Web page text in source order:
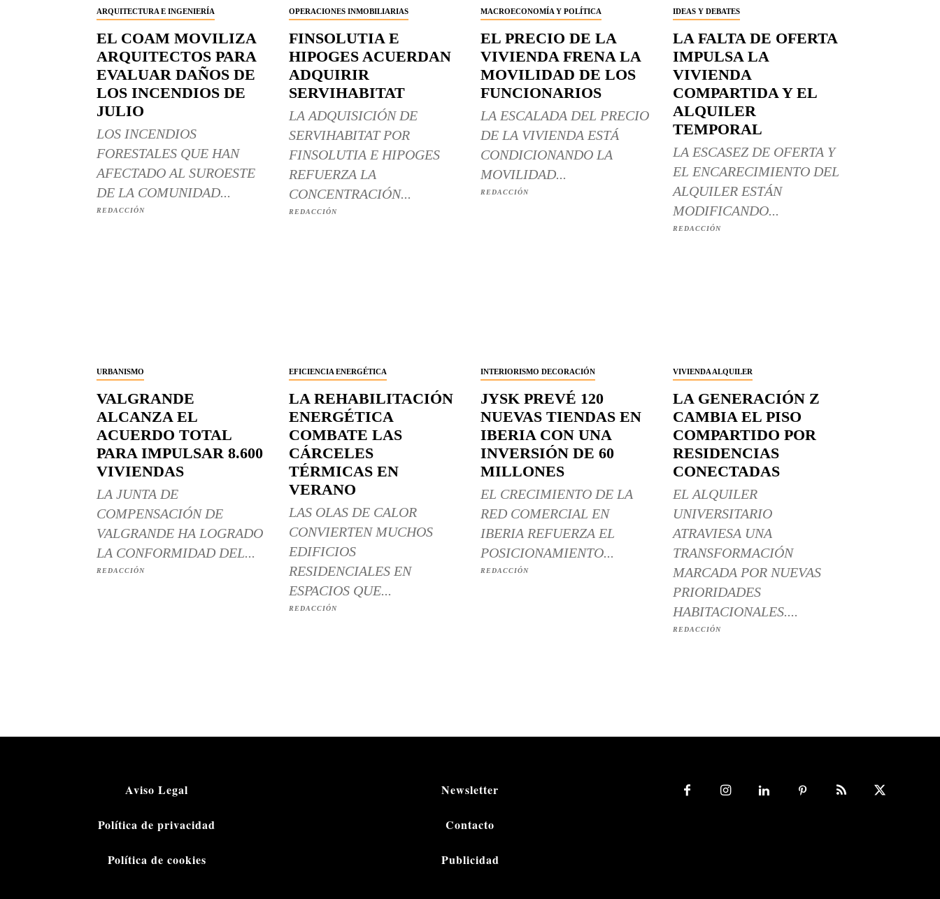
ARQUITECTURA E INGENIERÍA
EL COAM MOVILIZA
ARQUITECTOS PARA
EVALUAR DAÑOS DE
LOS INCENDIOS DE
JULIO
LOS INCENDIOS
FORESTALES QUE HAN
AFECTADO AL SUROESTE
DE LA COMUNIDAD...
REDACCIÓN
OPERACIONES INMOBILIARIAS
FINSOLUTIA E
HIPOGES ACUERDAN
ADQUIRIR
SERVIHABITAT
LA ADQUISICIÓN DE
SERVIHABITAT POR
FINSOLUTIA E HIPOGES
REFUERZA LA
CONCENTRACIÓN...
REDACCIÓN
MACROECONOMÍA Y POLÍTICA
EL PRECIO DE LA
VIVIENDA FRENA LA
MOVILIDAD DE LOS
FUNCIONARIOS
LA ESCALADA DEL PRECIO
DE LA VIVIENDA ESTÁ
CONDICIONANDO LA
MOVILIDAD...
REDACCIÓN
IDEAS Y DEBATES
LA FALTA DE OFERTA
IMPULSA LA
VIVIENDA
COMPARTIDA Y EL
ALQUILER
TEMPORAL
LA ESCASEZ DE OFERTA Y
EL ENCARECIMIENTO DEL
ALQUILER ESTÁN
MODIFICANDO...
REDACCIÓN
URBANISMO
VALGRANDE
ALCANZA EL
ACUERDO TOTAL
PARA IMPULSAR 8.600
VIVIENDAS
LA JUNTA DE
COMPENSACIÓN DE
VALGRANDE HA LOGRADO
LA CONFORMIDAD DEL...
REDACCIÓN
EFICIENCIA ENERGÉTICA
LA REHABILITACIÓN
ENERGÉTICA
COMBATE LAS
CÁRCELES
TÉRMICAS EN
VERANO
LAS OLAS DE CALOR
CONVIERTEN MUCHOS
EDIFICIOS
RESIDENCIALES EN
ESPACIOS QUE...
REDACCIÓN
INTERIORISMO DECORACIÓN
JYSK PREVÉ 120
NUEVAS TIENDAS EN
IBERIA CON UNA
INVERSIÓN DE 60
MILLONES
EL CRECIMIENTO DE LA
RED COMERCIAL EN
IBERIA REFUERZA EL
POSICIONAMIENTO...
REDACCIÓN
VIVIENDA ALQUILER
LA GENERACIÓN Z
CAMBIA EL PISO
COMPARTIDO POR
RESIDENCIAS
CONECTADAS
EL ALQUILER
UNIVERSITARIO
ATRAVIESA UNA
TRANSFORMACIÓN
MARCADA POR NUEVAS
PRIORIDADES
HABITACIONALES....
REDACCIÓN
Aviso Legal
Política de privacidad
Política de cookies
Newsletter
Contacto
Publicidad